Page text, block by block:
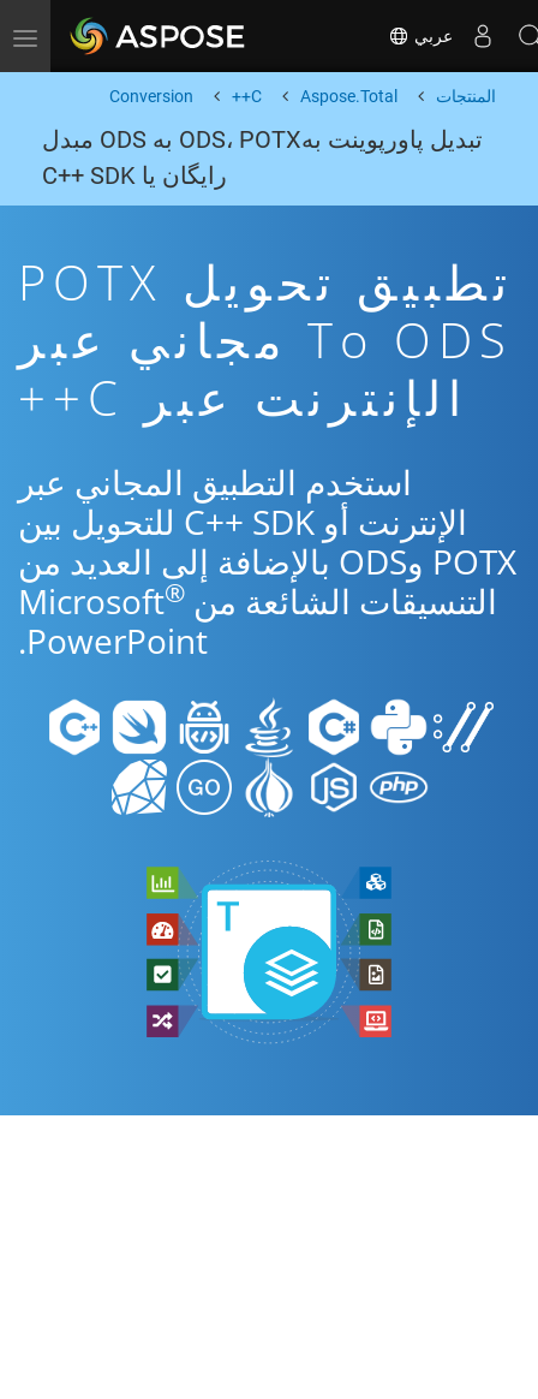
Toggle navigation عربي
المنتجات Aspose.Total
C++
Conversion
تبدیل پاورپوینت بهODS، POTX به ODS مبدل
رایگان یا C++ SDK
تطبيق تحويل POTX
To ODS مجاني عبر
الإنترنت عبر C++
استخدم التطبيق المجاني عبر
الإنترنت أو C++ SDK للتحويل بين
POTX وODS بالإضافة إلى العديد من
التنسيقات الشائعة من Microsoft ®
PowerPoint.